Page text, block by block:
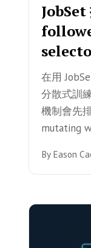
在用
分散式訓
機制會先
mutating
By Eason